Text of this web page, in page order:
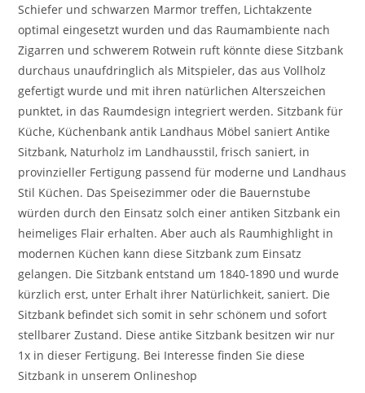
Schiefer und schwarzen Marmor treffen, Lichtakzente
optimal eingesetzt wurden und das Raumambiente nach
Zigarren und schwerem Rotwein ruft könnte diese Sitzbank
durchaus unaufdringlich als Mitspieler, das aus Vollholz
gefertigt wurde und mit ihren natürlichen Alterszeichen
punktet, in das Raumdesign integriert werden. Sitzbank für
Küche, Küchenbank antik Landhaus Möbel saniert Antike
Sitzbank, Naturholz im Landhausstil, frisch saniert, in
provinzieller Fertigung passend für moderne und Landhaus
Stil Küchen. Das Speisezimmer oder die Bauernstube
würden durch den Einsatz solch einer antiken Sitzbank ein
heimeliges Flair erhalten. Aber auch als Raumhighlight in
modernen Küchen kann diese Sitzbank zum Einsatz
gelangen. Die Sitzbank entstand um 1840-1890 und wurde
kürzlich erst, unter Erhalt ihrer Natürlichkeit, saniert. Die
Sitzbank befindet sich somit in sehr schönem und sofort
stellbarer Zustand. Diese antike Sitzbank besitzen wir nur
1x in dieser Fertigung. Bei Interesse finden Sie diese
Sitzbank in unserem Onlineshop